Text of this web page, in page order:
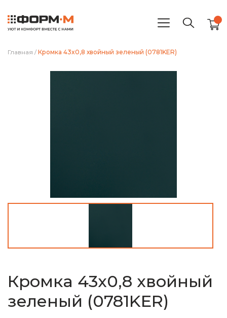
Главная / Кромка 43x0,8 хвойный зеленый (0781KER)
Кромка 43x0,8 хвойный
зеленый (0781KER)